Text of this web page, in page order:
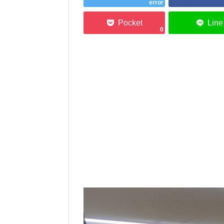
error
0